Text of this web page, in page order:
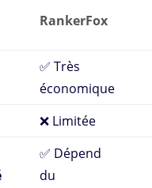
RankerFox
✅ Très
économique
❌ Limitée
✅ Dépend
du